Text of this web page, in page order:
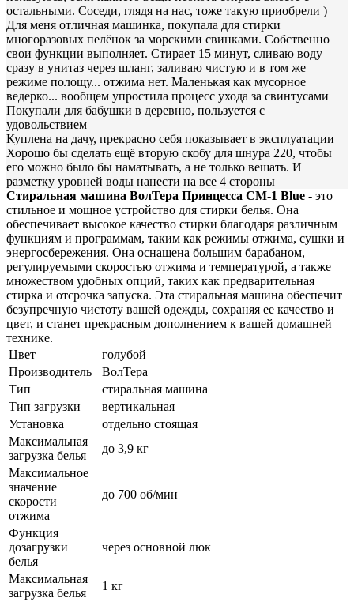
остальными. Соседи, глядя на нас, тоже такую приобрели )
Для меня отличная машинка, покупала для стирки
многоразовых пелёнок за морскими свинками. Собственно
свои функции выполняет. Стирает 15 минут, сливаю воду
сразу в унитаз через шланг, заливаю чистую и в том же
режиме полощу... отжима нет. Маленькая как мусорное
ведерко... вообщем упростила процесс ухода за свинтусами
Покупали для бабушки в деревню, пользуется с
удовольствием
Куплена на дачу, прекрасно себя показывает в эксплуатации
Хорошо бы сделать ещё вторую скобу для шнура 220, чтобы
его можно было бы наматывать, а не только вешать. И
разметку уровней воды нанести на все 4 стороны
Стиральная машина ВолТера Принцесса СМ-1 Blue - это
стильное и мощное устройство для стирки белья. Она
обеспечивает высокое качество стирки благодаря различным
функциям и программам, таким как режимы отжима, сушки и
энергосбережения. Она оснащена большим барабаном,
регулируемыми скоростью отжима и температурой, а также
множеством удобных опций, таких как предварительная
стирка и отсрочка запуска. Эта стиральная машина обеспечит
безупречную чистоту вашей одежды, сохраняя ее качество и
цвет, и станет прекрасным дополнением к вашей домашней
технике.
Цвет
голубой
Производитель
ВолТера
Тип
стиральная машина
Тип загрузки
вертикальная
Установка
отдельно стоящая
Максимальная
загрузка белья
до 3,9 кг
Максимальное
значение
скорости
отжима
до 700 об/мин
Функция
дозагрузки
белья
через основной люк
Максимальная
загрузка белья
1 кг